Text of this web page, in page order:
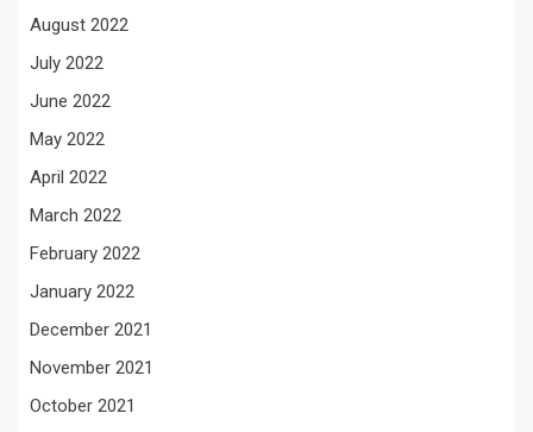
August 2022
July 2022
June 2022
May 2022
April 2022
March 2022
February 2022
January 2022
December 2021
November 2021
October 2021